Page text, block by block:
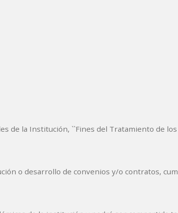
de la Institución, ``Fines del Tratamiento de
o desarrollo de convenios y/o contratos,